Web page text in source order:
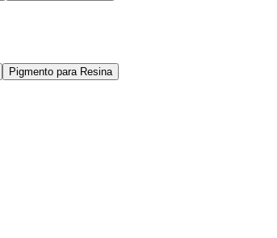
Pigmento para Resina